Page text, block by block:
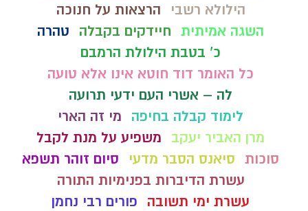
הילולא רשבי
הרצאות על חנוכה
השגה אמיתית חיידקים בקבלה
טהרה
כ' בטבת הילולת הרמבם
כל האומר דוד חוטא אינו אלא טועה
לה – אשרי העם ידעי תרועה
לימוד קבלה בחיפה
מי זה הארי
מרן האביר יעקב
משפיע על מנת לקבל
סוכות סיאנס הסבר מדעי
סיום זוהר תשפא
עשרת הדיברות בפנימיות התורה
עשרת ימי תשובה
פורים רבי נחמן